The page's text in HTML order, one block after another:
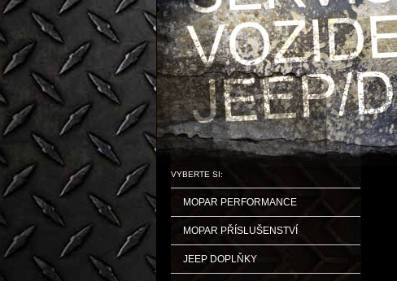
VYBERTE SI:
MOPAR PERFORMANCE
MOPAR PŘÍSLUŠENSTVÍ
JEEP DOPLŇKY